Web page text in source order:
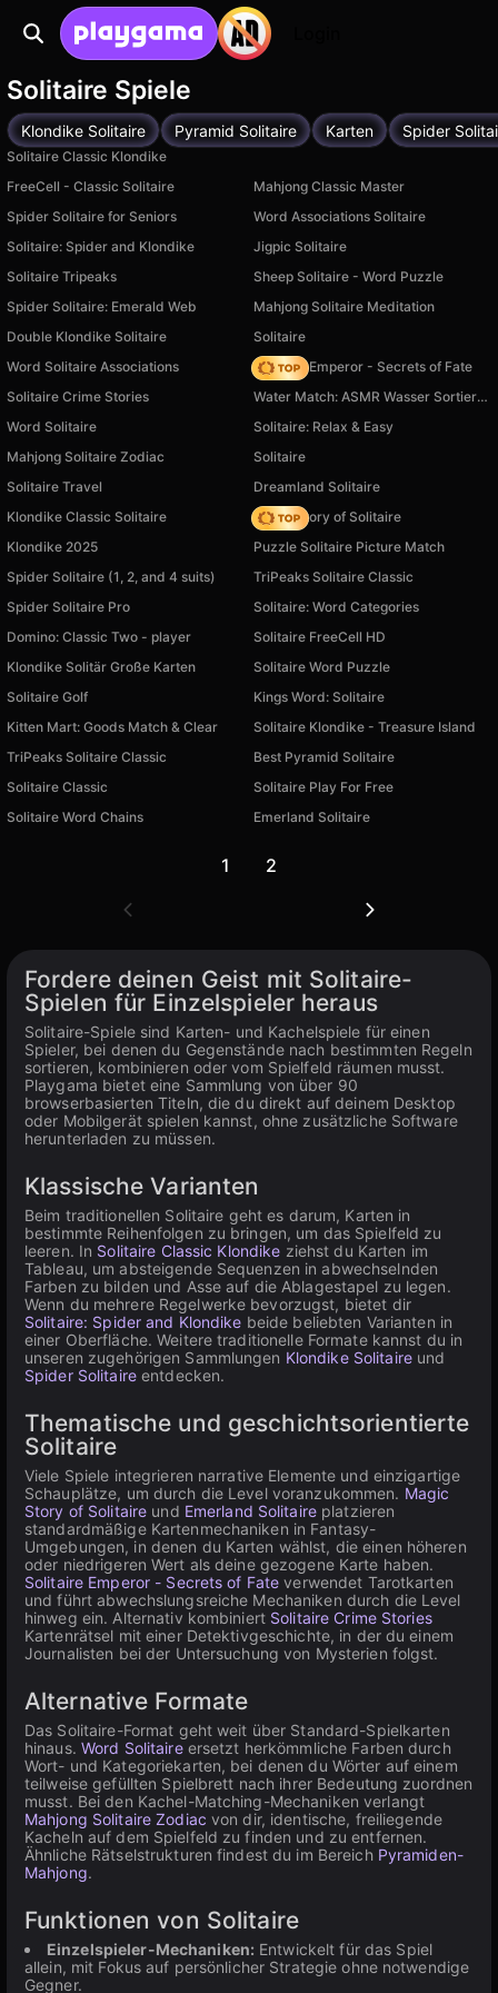
Solitaire Spiele
Klondike Solitaire Pyramid Solitaire Karten Spider
Solitaire Classic Klondike
FreeCell - Classic Solitaire
Mahjong Classic Master
Spider Solitaire for Seniors
Word Associations Solitaire
Solitaire: Spider and Klondike
Jigpic Solitaire
Solitaire Tripeaks
Sheep Solitaire - Word Puzzle
Spider Solitaire: Emerald Web
Mahjong Solitaire Meditation
Double Klondike Solitaire
Solitaire
Word Solitaire Associations
Solitaire Emperor - Secrets of Fate
Solitaire Crime Stories
Water Match: ASMR Wasser Sortieren
Word Solitaire
Solitaire: Relax & Easy
Mahjong Solitaire Zodiac
Solitaire
Solitaire Travel
Dreamland Solitaire
Klondike Classic Solitaire
Magic Story of Solitaire
Klondike 2025
Puzzle Solitaire Picture Match
Spider Solitaire (1, 2, and 4 suits)
TriPeaks Solitaire Classic
Spider Solitaire Pro
Solitaire: Word Categories
Domino: Classic Two - player
Solitaire FreeCell HD
Klondike Solitär Große Karten
Solitaire Word Puzzle
Solitaire Golf
Kings Word: Solitaire
Kitten Mart: Goods Match & Clear
Solitaire Klondike - Treasure Island
TriPeaks Solitaire Classic
Best Pyramid Solitaire
Solitaire Classic
Solitaire Play For Free
Solitaire Word Chains
Emerland Solitaire
1 2
Fordere deinen Geist mit Solitaire-
Spielen für Einzelspieler heraus
Solitaire-Spiele sind Karten- und Kachelspiele für einen
Spieler, bei denen du Gegenstände nach bestimmten Regeln
sortieren, kombinieren oder vom Spielfeld räumen musst.
Playgama bietet eine Sammlung von über 90
browserbasierten Titeln, die du direkt auf deinem Desktop
oder Mobilgerät spielen kannst, ohne zusätzliche Software
herunterladen zu müssen.
Klassische Varianten
Beim traditionellen Solitaire geht es darum, Karten in
bestimmte Reihenfolgen zu bringen, um das Spielfeld zu
leeren. In Solitaire Classic Klondike ziehst du Karten im
Tableau, um absteigende Sequenzen in abwechselnden
Farben zu bilden und Asse auf die Ablagestapel zu legen.
Wenn du mehrere Regelwerke bevorzugst, bietet dir
Solitaire: Spider and Klondike beide beliebten Varianten in
einer Oberfläche. Weitere traditionelle Formate kannst du in
unseren zugehörigen Sammlungen Klondike Solitaireund
Spider Solitaireentdecken.
Thematische und geschichtsorientierte
Solitaire
Viele Spiele integrieren narrative Elemente und einzigartige
Schauplätze, um durch die Level voranzukommen. Magic
Story of Solitaire und Emerland Solitaireplatzieren
standardmäßige Kartenmechaniken in Fantasy-
Umgebungen, in denen du Karten wählst, die einen höheren
oder niedrigeren Wert als deine gezogene Karte haben.
Solitaire Emperor - Secrets of Fate verwendet Tarotkarten
und führt abwechslungsreiche Mechaniken durch die Level
hinweg ein. Alternativ kombiniert Solitaire Crime Stories
Kartenrätsel mit einer Detektivgeschichte, in der du einem
Journalisten bei der Untersuchung von Mysterien folgst.
Alternative Formate
Das Solitaire-Format geht weit über Standard-Spielkarten
hinaus. Word Solitaireersetzt herkömmliche Farben durch
Wort- und Kategoriekarten, bei denen du Wörter auf einem
teilweise gefüllten Spielbrett nach ihrer Bedeutung zuordnen
musst. Bei den Kachel-Matching-Mechaniken verlangt
Mahjong Solitaire Zodiac von dir, identische, freiliegende
Kacheln auf dem Spielfeld zu finden und zu entfernen.
Ähnliche Rätselstrukturen findest du im Bereich Pyramiden-
Mahjong.
Funktionen von Solitaire
Einzelspieler-Mechaniken: Entwickelt für das Spiel
allein, mit Fokus auf persönlicher Strategie ohne notwendige
Gegner.